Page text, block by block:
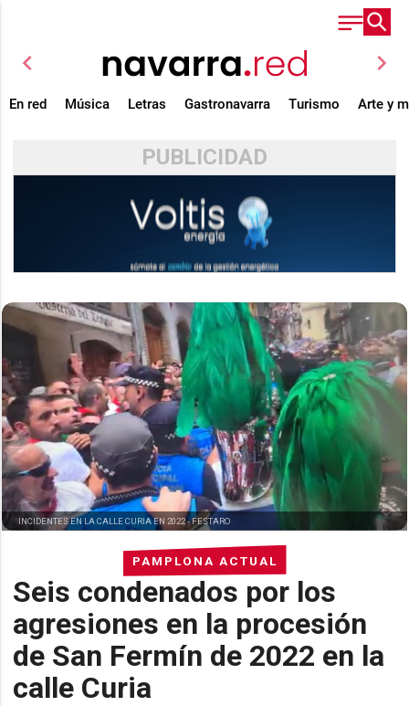
chevron_left chevron_right
En red Música Letras Gastronavarra Turismo Arte y
PUBLICIDAD
PAMPLONA ACTUAL
Seis condenados por los
agresiones en la procesión
de San Fermín de 2022 en la
calle Curia
INCIDENTES EN LA CALLE CURIA EN 2022 -FESTARO